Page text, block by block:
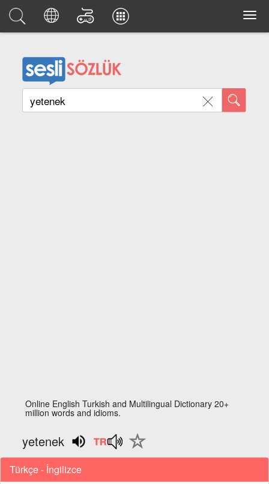
Online English Turkish and Multilingual Dictionary 20+
million words and idioms.
yetenek
Türkçe - İngilizce